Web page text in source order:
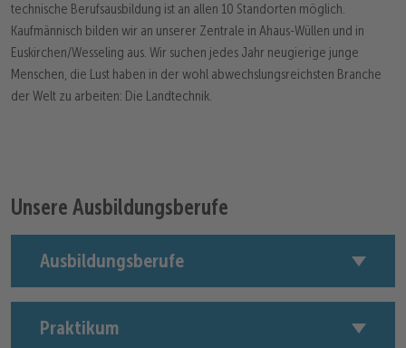
technische Berufsausbildung ist an allen 10 Standorten möglich.
Kaufmännisch bilden wir an unserer Zentrale in Ahaus-Wüllen und in
Euskirchen/Wesseling aus. Wir suchen jedes Jahr neugierige junge
Menschen, die Lust haben in der wohl abwechslungsreichsten Branche
der Welt zu arbeiten: Die Landtechnik.
Unsere Ausbildungsberufe
Ausbildungsberufe
Praktikum